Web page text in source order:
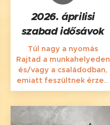
2026. áprilisi
szabad idősávok
Túl nagy a nyomás
Rajtad a munkahelyeden
és/vagy a családodban,
emiatt feszültnek érzed
Magadat, sajog a
fáradság gyötör? Téged
is megborított az